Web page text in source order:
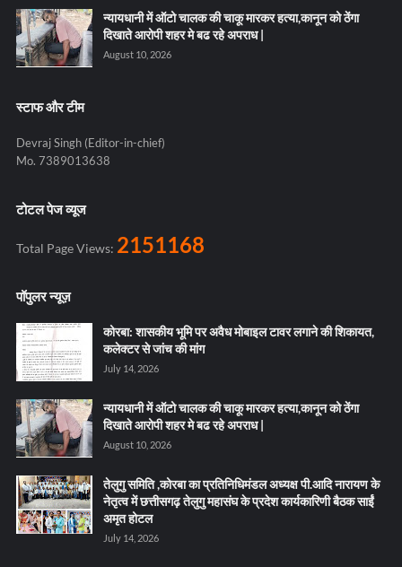
न्यायधानी में ऑटो चालक की चाकू मारकर हत्या,कानून को ठेंगा
दिखाते आरोपी शहर मे बढ रहे अपराध |
August 10, 2026
स्टाफ और टीम
Devraj Singh (Editor-in-chief)
Mo. 7389013638
टोटल पेज व्यूज
Total Page Views: 2151168
पॉपुलर न्यूज़
कोरबा: शासकीय भूमि पर अवैध मोबाइल टावर लगाने की शिकायत,
कलेक्टर से जांच की मांग
July 14, 2026
न्यायधानी में ऑटो चालक की चाकू मारकर हत्या,कानून को ठेंगा
दिखाते आरोपी शहर मे बढ रहे अपराध |
August 10, 2026
तेलुगु समिति ,कोरबा का प्रतिनिधिमंडल अध्यक्ष पी.आदि नारायण के
नेतृत्व में छत्तीसगढ़ तेलुगु महासंघ के प्रदेश कार्यकारिणी बैठक साईं
अमृत होटल
July 14, 2026